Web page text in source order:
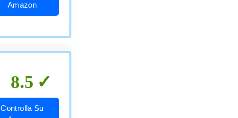
Amazon
8.5
Controlla Su